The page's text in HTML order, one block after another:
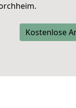
Kostenlose